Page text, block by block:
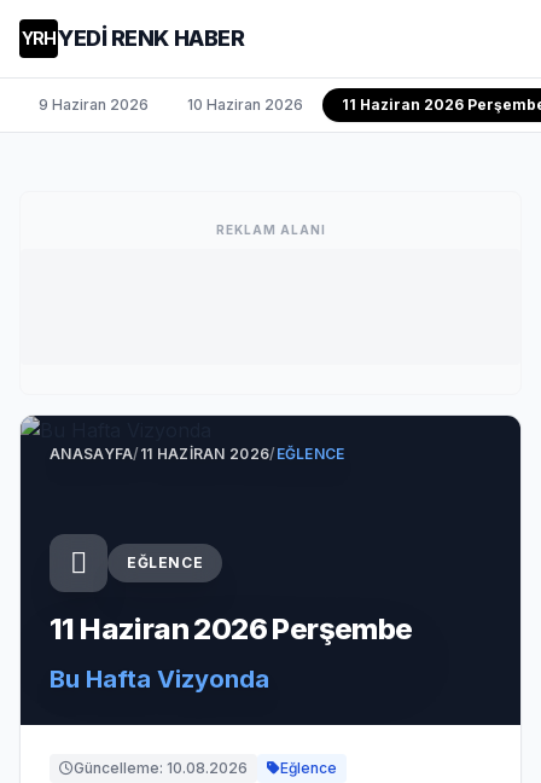
YRHYEDİ RENK HABER
9 Haziran 2026 10 Haziran 2026 11 Haziran 2026
REKLAM ALANI
ANASAYFA/11 HAZIRAN 2026/EĞLENCE
EĞLENCE
11 Haziran 2026 Perşembe
Bu Hafta Vizyonda
Güncelleme: 10.08.2026 Eğlence